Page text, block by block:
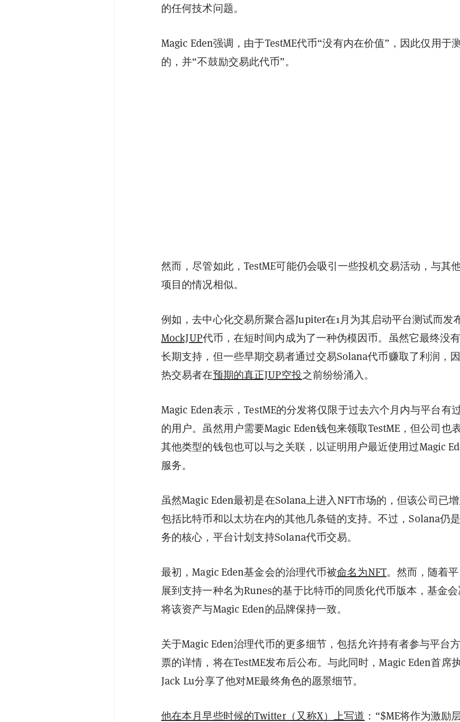
的任何技术问题。
Magic Eden强调，由于TestME代币“没有内在价值”，因此仅用于
的，并“不鼓励交易此代币”。
然而，尽管如此，TestME可能仍会吸引一些投机交易活动，与其
项目的情况相似。
例如，去中心化交易所聚合器Jupiter在1月为其启动平台测试而发
MockJUP代币，在短时间内成为了一种伪模因币。虽然它最终没
长期支持，但一些早期交易者通过交易Solana代币赚取了利润，
热交易者在预期的真正JUP空投之前纷纷涌入。
Magic Eden表示，TestME的分发将仅限于过去六个月内与平台有
的用户。虽然用户需要Magic Eden钱包来领取TestME，但公司也
其他类型的钱包也可以与之关联，以证明用户最近使用过Magic
服务。
虽然Magic Eden最初是在Solana上进入NFT市场的，但该公司已
包括比特币和以太坊在内的其他几条链的支持。不过，Solana仍
务的核心，平台计划支持Solana代币交易。
最初，Magic Eden基金会的治理代币被命名为NFT。然而，随着
展到支持一种名为Runes的基于比特币的同质化代币版本，基金
将该资产与Magic Eden的品牌保持一致。
关于Magic Eden治理代币的更多细节，包括允许持有者参与平台
票的详情，将在TestME发布后公布。与此同时，Magic Eden首席
Jack Lu分享了他对ME最终角色的愿景细节。
他在本月早些时候的Twitter（又称X）上写道 ：“$ME将作为激励